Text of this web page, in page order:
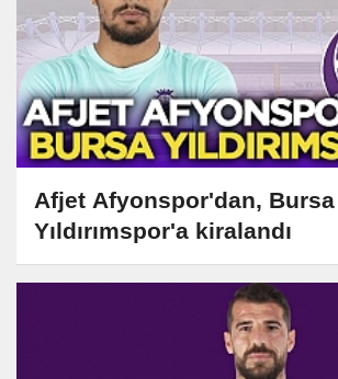
Afjet Afyonspor'dan, Bursa
Yıldırımspor'a kiralandı